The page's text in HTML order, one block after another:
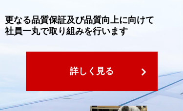
更なる品質保証及び品質向上に向けて
社員一丸で取り組みを行います
詳しく見る